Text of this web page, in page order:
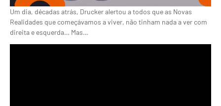
Um dia, décadas atrás, Drucker alertou a todos que as Novas
Realidades que começávamos a viver, não tinham nada a ver com
direita e esquerda… Mas…